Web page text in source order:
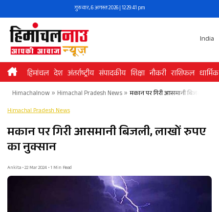
to
content
गुरुवार, 6 अगस्त 2026 | 12:29:41 pm
India
हिमांचल देश अंतर्राष्ट्रीय संपादकीय शिक्षा नौकरी राशिफल धार्मिक
Himachalnow» Himachal Pradesh News» मकान पर गिरी आसमानी बिजली,
Himachal Pradesh News
मकान पर गिरी आसमानी बिजली, लाखों रुपए
का नुक्सान
Ankita • 22 Mar 2024 • 1 Min Read